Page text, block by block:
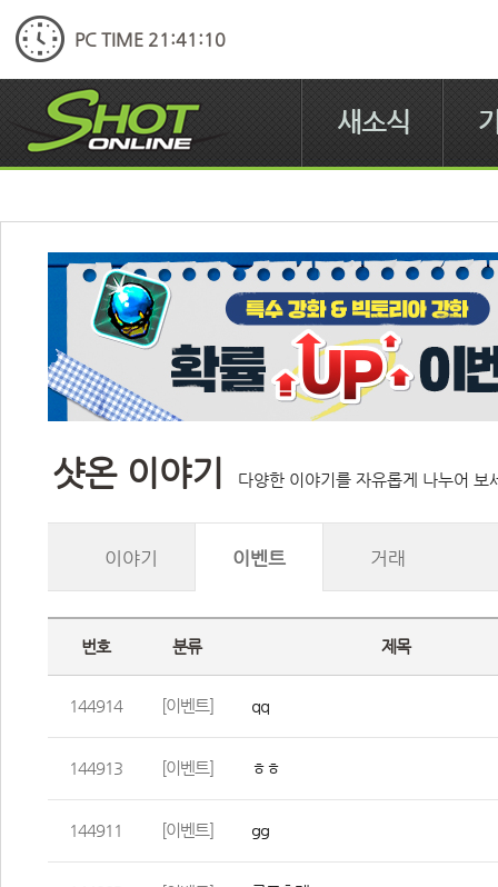
PC TIME 21:41:10
새소식
샷온 이야기 다양한 이야기를 자유롭게 나누어 보
이야기 이벤트 거래
번호 분류 제목
144914 [이벤트] qq
144913 [이벤트] ㅎㅎ
144911 [이벤트] gg